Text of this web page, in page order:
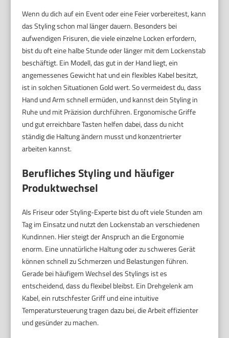
Wenn du dich auf ein Event oder eine Feier vorbereitest, kann
das Styling schon mal länger dauern. Besonders bei
aufwendigen Frisuren, die viele einzelne Locken erfordern,
bist du oft eine halbe Stunde oder länger mit dem Lockenstab
beschäftigt. Ein Modell, das gut in der Hand liegt, ein
angemessenes Gewicht hat und ein flexibles Kabel besitzt,
ist in solchen Situationen Gold wert. So vermeidest du, dass
Hand und Arm schnell ermüden, und kannst dein Styling in
Ruhe und mit Präzision durchführen. Ergonomische Griffe
und gut erreichbare Tasten helfen dabei, dass du nicht
ständig die Haltung ändern musst und konzentrierter
arbeiten kannst.
Berufliches Styling und häufiger
Produktwechsel
Als Friseur oder Styling-Experte bist du oft viele Stunden am
Tag im Einsatz und nutzt den Lockenstab an verschiedenen
Kundinnen. Hier steigt der Anspruch an die Ergonomie
enorm. Eine unnatürliche Haltung oder zu schweres Gerät
können schnell zu Schmerzen und Belastungen führen.
Gerade bei häufigem Wechsel des Stylings ist es
entscheidend, dass du flexibel bleibst. Ein Drehgelenk am
Kabel, ein rutschfester Griff und eine intuitive
Temperatursteuerung tragen dazu bei, die Arbeit effizienter
und gesünder zu machen.